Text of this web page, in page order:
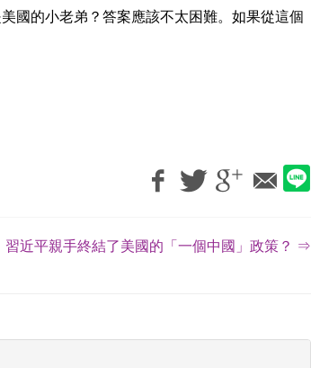
國的小老弟？答案應該不太困難。如果從這個
習近平親手終結了美國的「一個中國」政策？ ⇒